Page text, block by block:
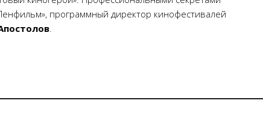
программный директор кинофестивалей
.